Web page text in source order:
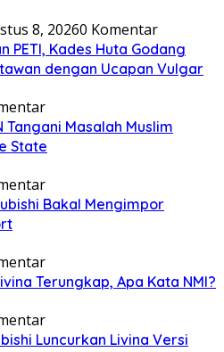
8, 20260 Komentar
PETI, Kades Huta Godang
dengan Ucapan Vulgar
Tangani Masalah Muslim
State
Bakal Mengimpor
Terungkap, Apa Kata NMI?
Luncurkan Livina Versi